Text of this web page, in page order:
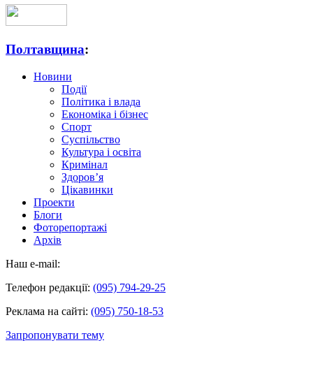
Полтавщина:
Новини
Події
Політика і влада
Економіка і бізнес
Спорт
Суспільство
Культура і освіта
Кримінал
Здоров’я
Цікавинки
Проекти
Блоги
Фоторепортажі
Архів
Наш e-mail:
Телефон редакції: (095) 794-29-25
Реклама на сайті: (095) 750-18-53
Запропонувати тему